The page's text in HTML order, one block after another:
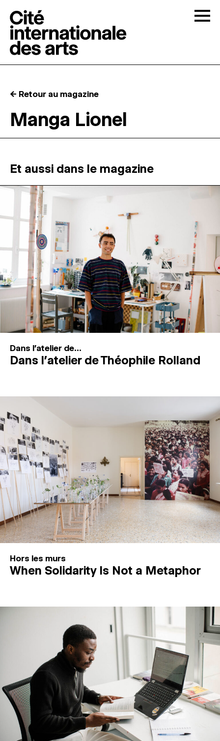
RÉSIDENCES ↓
ATELIERS OUVERTS
PROGRAMMATION
MAGAZINE
ESPACES DE PRATIQUE ARTISTIQUE ↓
Recherche
Connexion
← Retour au magazine
Manga Lionel
Et aussi dans le magazine
Dans l'atelier de...
Dans l’atelier de Théophile Rolland
Hors les murs
When Solidarity Is Not a Metaphor